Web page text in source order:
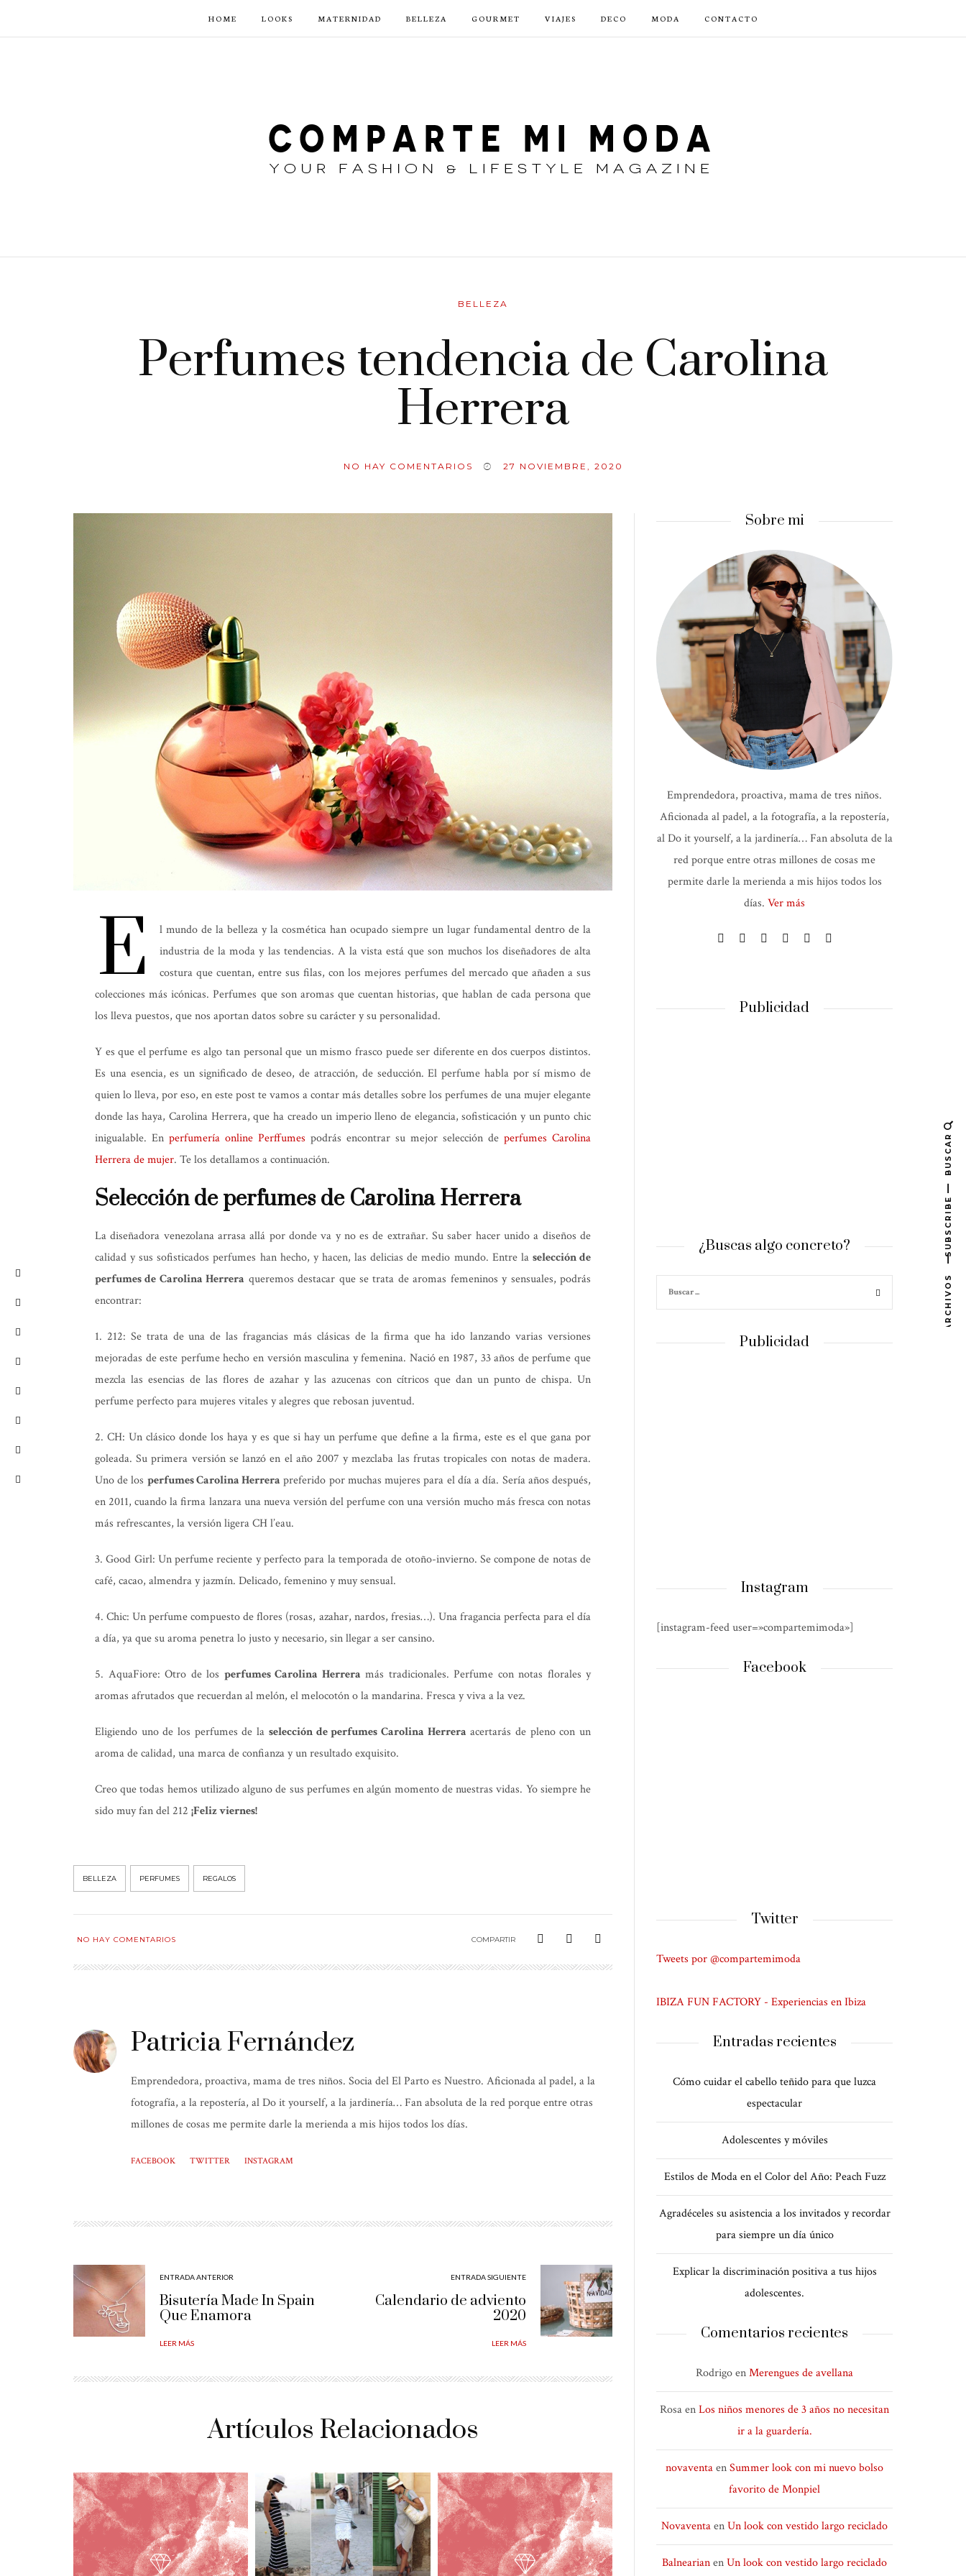
HOME LOOKS MATERNIDAD BELLEZA GOURMET VIAJES DECO MODA CONTACTO
BELLEZA
Perfumes tendencia de Carolina
Herrera
NO HAY COMENTARIOS 27 NOVIEMBRE, 2020
E
l mundo de la belleza y la cosmética han ocupado siempre un lugar fundamental dentro de la
industria de la moda y las tendencias. A la vista está que son muchos los diseñadores de alta
costura que cuentan, entre sus filas, con los mejores perfumes del mercado que añaden a sus
colecciones más icónicas. Perfumes que son aromas que cuentan historias, que hablan de cada persona que
los lleva puestos, que nos aportan datos sobre su carácter y su personalidad.
Y es que el perfume es algo tan personal que un mismo frasco puede ser diferente en dos cuerpos distintos.
Es una esencia, es un significado de deseo, de atracción, de seducción. El perfume habla por sí mismo de
quien lo lleva, por eso, en este post te vamos a contar más detalles sobre los perfumes de una mujer elegante
donde las haya, Carolina Herrera, que ha creado un imperio lleno de elegancia, sofisticación y un punto chic
inigualable. En perfumería online Perffumes podrás encontrar su mejor selección de perfumes Carolina
Herrera de mujer. Te los detallamos a continuación.
Selección de perfumes de Carolina Herrera
La diseñadora venezolana arrasa allá por donde va y no es de extrañar. Su saber hacer unido a diseños de
calidad y sus sofisticados perfumes han hecho, y hacen, las delicias de medio mundo. Entre la selección de
perfumes de Carolina Herrera queremos destacar que se trata de aromas femeninos y sensuales, podrás
encontrar:
1. 212: Se trata de una de las fragancias más clásicas de la firma que ha ido lanzando varias versiones
mejoradas de este perfume hecho en versión masculina y femenina. Nació en 1987, 33 años de perfume que
mezcla las esencias de las flores de azahar y las azucenas con cítricos que dan un punto de chispa. Un
perfume perfecto para mujeres vitales y alegres que rebosan juventud.
2. CH: Un clásico donde los haya y es que si hay un perfume que define a la firma, este es el que gana por
goleada. Su primera versión se lanzó en el año 2007 y mezclaba las frutas tropicales con notas de madera.
Uno de los perfumes Carolina Herrera preferido por muchas mujeres para el día a día. Sería años después,
en 2011, cuando la firma lanzara una nueva versión del perfume con una versión mucho más fresca con notas
más refrescantes, la versión ligera CH l’eau.
3. Good Girl: Un perfume reciente y perfecto para la temporada de otoño-invierno. Se compone de notas de
café, cacao, almendra y jazmín. Delicado, femenino y muy sensual.
4. Chic: Un perfume compuesto de flores (rosas, azahar, nardos, fresias…). Una fragancia perfecta para el día
a día, ya que su aroma penetra lo justo y necesario, sin llegar a ser cansino.
5. AquaFiore: Otro de los perfumes Carolina Herrera más tradicionales. Perfume con notas florales y
aromas afrutados que recuerdan al melón, el melocotón o la mandarina. Fresca y viva a la vez.
Eligiendo uno de los perfumes de la selección de perfumes Carolina Herrera acertarás de pleno con un
aroma de calidad, una marca de confianza y un resultado exquisito.
Creo que todas hemos utilizado alguno de sus perfumes en algún momento de nuestras vidas. Yo siempre he
sido muy fan del 212 ¡Feliz viernes!
BELLEZA PERFUMES REGALOS
NO HAY COMENTARIOS COMPARTIR
Patricia Fernández
Emprendedora, proactiva, mama de tres niños. Socia del El Parto es Nuestro. Aficionada al padel, a la
fotografía, a la repostería, al Do it yourself, a la jardinería… Fan absoluta de la red porque entre otras
millones de cosas me permite darle la merienda a mis hijos todos los días.
FACEBOOK TWITTER INSTAGRAM
ENTRADA ANTERIOR
Bisutería Made In Spain
Que Enamora
LEER MÁS
ENTRADA SIGUIENTE
Calendario de adviento
2020
LEER MÁS
Artículos Relacionados
Sobre mi
Emprendedora, proactiva, mama de tres niños.
Aficionada al padel, a la fotografía, a la repostería,
al Do it yourself, a la jardinería… Fan absoluta de la
red porque entre otras millones de cosas me
permite darle la merienda a mis hijos todos los
días. Ver más
Publicidad
¿Buscas algo concreto?
Publicidad
Instagram
[instagram-feed user=»compartemimoda»]
Facebook
Twitter
Tweets por @compartemimoda
IBIZA FUN FACTORY - Experiencias en Ibiza
Entradas recientes
Cómo cuidar el cabello teñido para que luzca
espectacular
Adolescentes y móviles
Estilos de Moda en el Color del Año: Peach Fuzz
Agradéceles su asistencia a los invitados y recordar
para siempre un día único
Explicar la discriminación positiva a tus hijos
adolescentes.
Comentarios recientes
RodrigoenMerengues de avellana
RosaenLos niños menores de 3 años no necesitan
ir a la guardería.
novaventaenSummer look con mi nuevo bolso
favorito de Monpiel
NovaventaenUn look con vestido largo reciclado
BalnearianenUn look con vestido largo reciclado
BUSCAR
SUBSCRIBE
ARCHIVOS